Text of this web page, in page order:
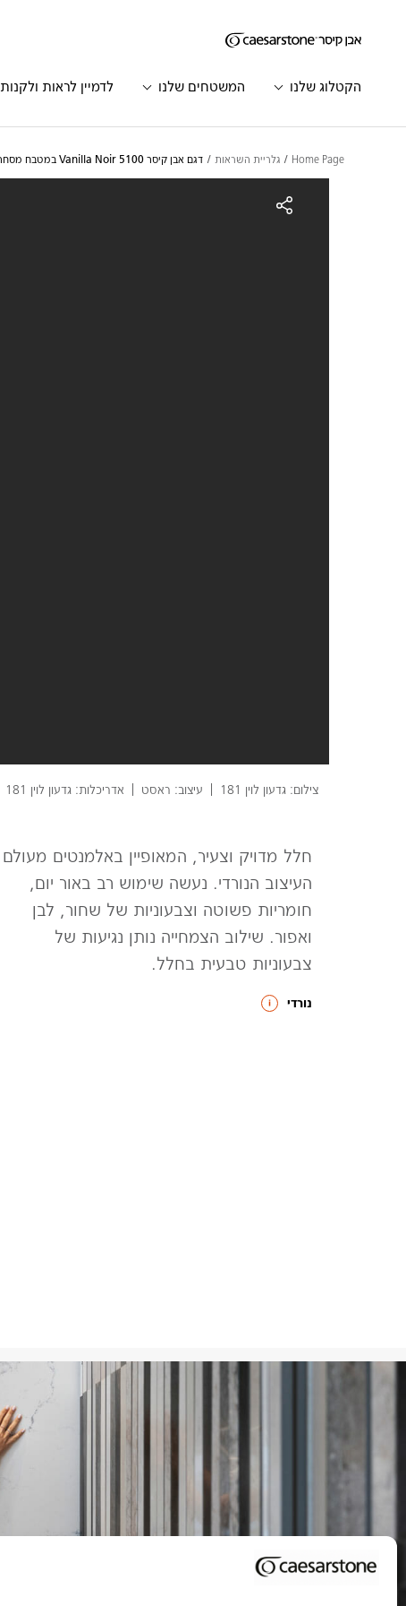
דילוג לתוכן המרכזי
הקטלוג שלנו המשטחים שלנו לדמיין לראות ולקנות
Skip to Main Footer
Home Page גלריית השראות דגם אבן קיסר 5100 Vanilla Noir במטבח מסחרי נורדי | 2178
דגם אבן קיסר 5100 Vanilla Noir במטבח מסחרי נורדי | 2178
צילום: גדעון לוין 181 עיצוב: ראסט אדריכלות: גדעון לוין 181
חלל מדויק וצעיר, המאופיין באלמנטים מעולם
העיצוב הנורדי. נעשה שימוש רב באור יום,
חומריות פשוטה וצבעוניות של שחור, לבן
ואפור. שילוב הצמחייה נותן נגיעות של
צבעוניות טבעית בחלל.
נורדי